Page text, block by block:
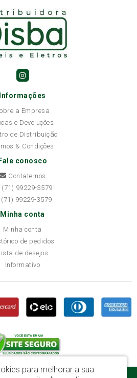
Informações
a Empresa
e Devoluções
de Distribuição
& Condições
Fale conosco
Contate-nos
(71) 99229-3579
(71) 99229-3579
Minha conta
Minha conta
de pedidos
de desejos
Informativo
para melhorar a sua